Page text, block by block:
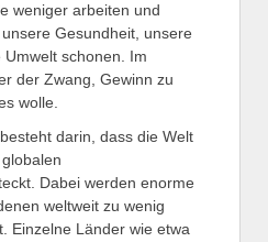
weniger arbeiten und
Gesundheit, unsere
schonen. Im
der Zwang, Gewinn zu
wolle.
darin, dass die Welt
Dabei werden enorme
weltweit zu wenig
Einzelne Länder wie etwa